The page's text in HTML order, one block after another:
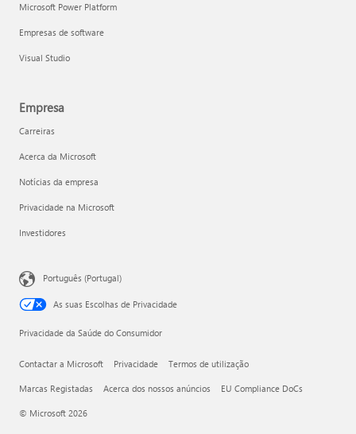
Microsoft Power Platform
Empresas de software
Visual Studio
Empresa
Carreiras
Acerca da Microsoft
Notícias da empresa
Privacidade na Microsoft
Investidores
Português (Portugal)
As suas Escolhas de Privacidade
Privacidade da Saúde do Consumidor
Contactar a Microsoft Privacidade Termos de utilização
Marcas Registadas Acerca dos nossos anúncios EU Compliance DoCs
© Microsoft 2026